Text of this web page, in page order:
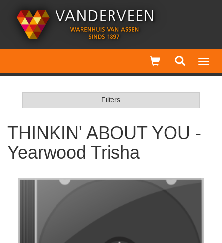
Filters
THINKIN' ABOUT YOU -
Yearwood Trisha